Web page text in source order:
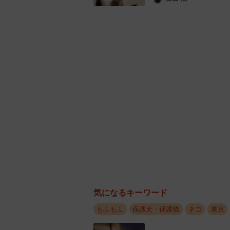
気になるキーワード
もふもふ 保護犬・保護猫 ネコ 東京